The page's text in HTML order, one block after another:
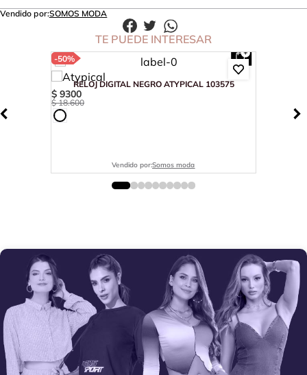
Vendido por:SOMOS MODA
TE PUEDE INTERESAR
-50%
RELOJ DIGITAL NEGRO ATYPICAL 103575
$ 9300
$ 18.600
Vendido por:Somos moda